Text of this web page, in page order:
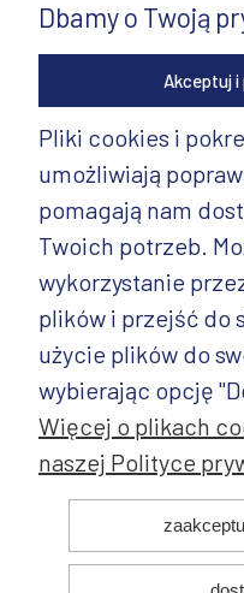
Dbamy o Twoją
Akceptuj
Pliki cookies i
umożliwiają
pomagają nam
Twoich potrzeb.
wykorzystanie
plików i przejść do
użycie plików do
wybierając opcję
Więcej o plikach
naszej Polityce